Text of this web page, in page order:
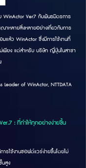
WinActor Ver7 กับพันธมิตรการ
ณาหลายสิ่งหลายอย่างเกี่ยวกับการ
แล้ว WinActor ซึ่งมีการใช้งานที่
เพียง แต่สำหรับ บริษัท ญี่ปุ่นในสาขา
Leader of WinActor, NTTDATA
: ที่ทำให้ทุกอย่างง่ายขึ้น
ารใช้งานซอฟต์แวร์ง่ายขึ้นโดยไม่
นสูง